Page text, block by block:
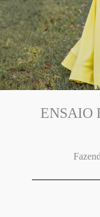
ENSAIO